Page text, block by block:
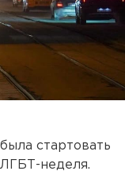
стартовать
неделя.